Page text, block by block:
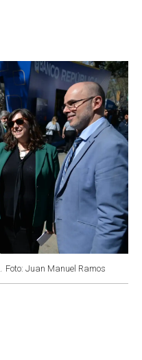
Foto: Juan Manuel Ramos